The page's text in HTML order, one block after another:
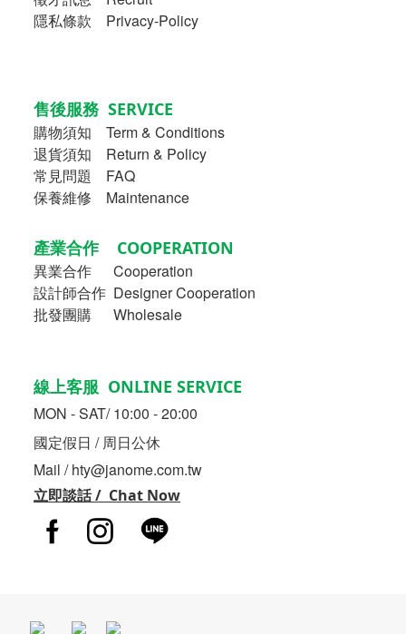
隱私條款 Privacy-Policy
售後服務 SERVICE
購物須知
Term & Conditions
退貨須知 Return & Policy
常見問題 FAQ
保養維修 Maintenance
產業合作 COOPERATION
異業合作
Cooperation
設計師合作 Designer Cooperation
批發團購 Wholesale
線上客服 ONLINE SERVICE
MON - SAT/ 10:00 - 20:00
國定假日 / 周日公休
Mail / hty@janome.com.tw
立即談話 / Chat Now